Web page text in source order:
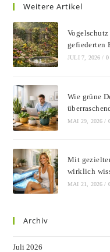
Weitere Artikel
gefiederten
JULI 7, 2026 / 0
Wie grüne
MAI 29, 2026 /
Mit
wirklich
MAI 21, 2026 /
Archiv
Juli 2026